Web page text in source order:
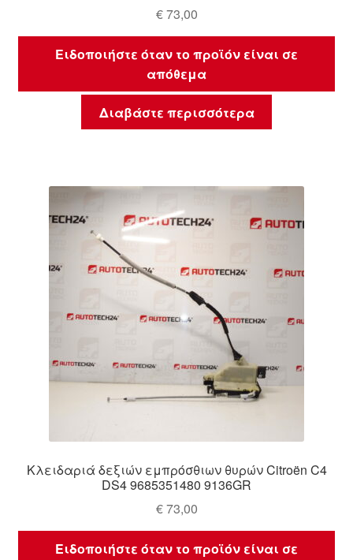
€73,00
Ειδοποιήστε όταν το προϊόν είναι σε
απόθεμα
Διαβάστε περισσότερα
Κλειδαριά δεξιών εμπρόσθιων θυρών Citroën C4
DS4 9685351480 9136GR
€73,00
Ειδοποιήστε όταν το προϊόν είναι σε